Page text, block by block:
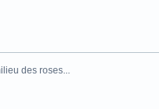
des roses...